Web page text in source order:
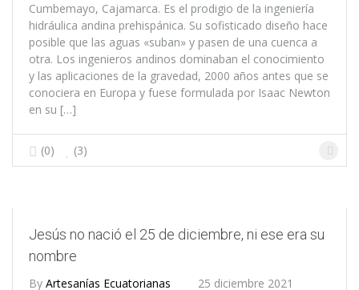
Cumbemayo, Cajamarca. Es el prodigio de la ingeniería
hidráulica andina prehispánica. Su sofisticado diseño hace
posible que las aguas «suban» y pasen de una cuenca a
otra. Los ingenieros andinos dominaban el conocimiento
y las aplicaciones de la gravedad, 2000 años antes que se
conociera en Europa y fuese formulada por Isaac Newton
en su […]
(0) (3)
Jesús no nació el 25 de diciembre, ni ese era su
nombre
By Artesanías Ecuatorianas 25 diciembre 2021